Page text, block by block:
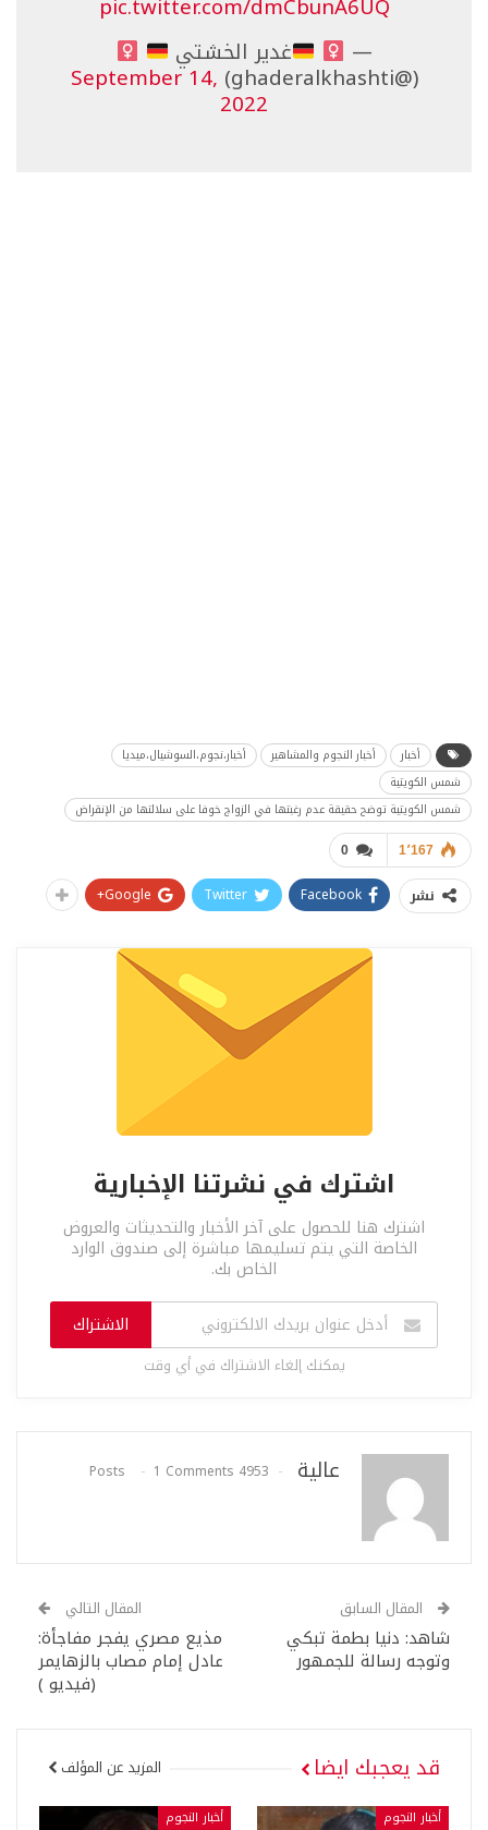
—
غدير الخشتي
(@ghaderalkhashti)
September 14,
2022
أخبار أخبار النجوم والمشاهير
أخبار،نجوم،السوشيال،ميديا
شمس الكويتية
شمس الكويتية توضح حقيقة عدم رغبتها في الزواج خوفا على سلالتها من الإنقراض
0 1٬167
نشر Facebook
Twitter
Google+
اشترك في نشرتنا الإخبارية
اشترك هنا للحصول على آخر الأخبار والتحديثات والعروض
الخاصة التي يتم تسليمها مباشرة إلى صندوق الوارد
الخاص بك.
الاشتراك
يمكنك إلغاء الاشتراك في أي وقت
عالية 4953 Posts
1 Comments
المقال السابق
شاهد: دنيا بطمة تبكي
وتوجه رسالة للجمهور
المقال التالي
مذيع مصري يفجر مفاجأة:
عادل إمام مصاب بالزهايمر
(فيديو )
قد يعجبك ايضا المزيد عن المؤلف
أخبار النجوم أخبار النجوم